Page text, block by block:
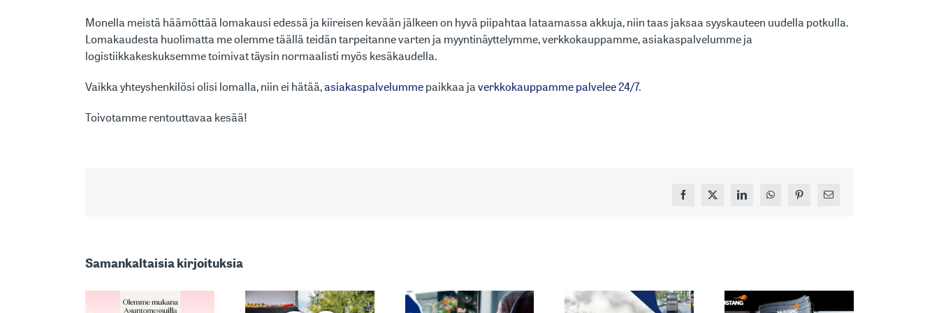
Monella meistä häämöttää lomakausi edessä ja kiireisen kevään jälkeen on hyvä piipahtaa lataamassa akkuja, niin taas jaksaa syyskauteen uudella potkulla.
Lomakaudesta huolimatta me olemme täällä teidän tarpeitanne varten ja myyntinäyttelymme, verkkokauppamme, asiakaspalvelumme ja
logistiikkakeskuksemme toimivat täysin normaalisti myös kesäkaudella.
Vaikka yhteyshenkilösi olisi lomalla, niin ei hätää,asiakaspalvelummepaikkaa javerkkokauppamme palvelee 24/7.
Toivotamme rentouttavaa kesää!
Facebook
X LinkedInWhatsAppPinterestSähköposti
Samankaltaisia kirjoituksia
YKSI
TUNNETUIMMISTA:
KEVÄT/KESÄ
MUSTANG